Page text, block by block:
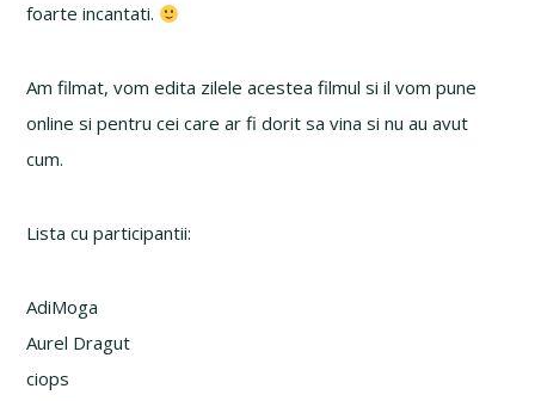
foarte incantati.
Am filmat, vom edita zilele acestea filmul si il vom pune
online si pentru cei care ar fi dorit sa vina si nu au avut
cum.
Lista cu participantii:
AdiMoga
Aurel Dragut
ciops